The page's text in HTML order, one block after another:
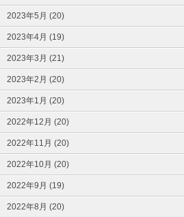
2023年5月 (20)
2023年4月 (19)
2023年3月 (21)
2023年2月 (20)
2023年1月 (20)
2022年12月 (20)
2022年11月 (20)
2022年10月 (20)
2022年9月 (19)
2022年8月 (20)